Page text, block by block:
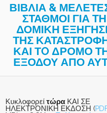
ΒΙΒΛΙΑ &
ΣΤΑΘΜΟΙ ΓΙΑ ΤΗ
ΔΟΜΙΚΗ
ΤΗΣ
ΚΑΙ ΤO ΔΡΟΜΟ
ΕΞΟΔΟΥ ΑΠΟ
Κυκλοφορεί τώρα ΚΑΙ ΣΕ
ΗΛΕΚΤΡΟΝΙΚΗ ΕΚΔΟΣΗ (